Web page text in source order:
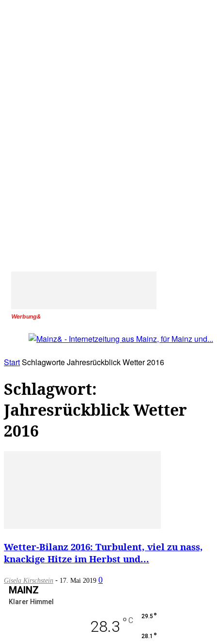
Werbung&
StartSchlagworteJahresrückblick Wetter 2016
Schlagwort:
Jahresrückblick Wetter
2016
Wetter-Bilanz 2016: Turbulent, viel zu nass,
knackige Hitze im Herbst und...
Gisela Kirschstein - 17. Mai 2019 0
MAINZ
Klarer Himmel
28.3 ° C 29.5 °
28.1 °